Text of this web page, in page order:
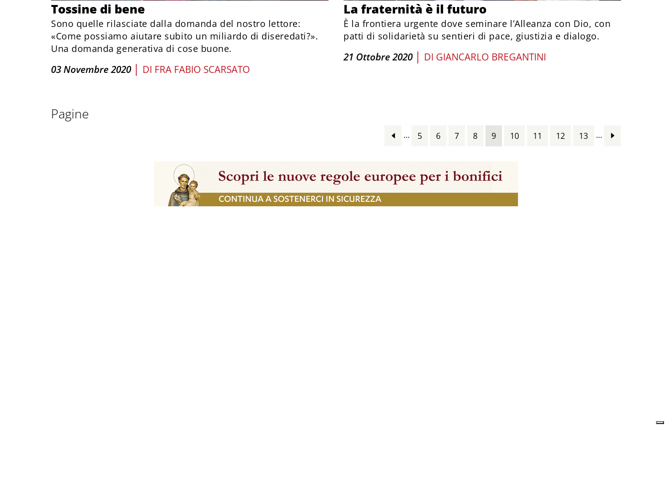
Tossine di bene
Sono quelle rilasciate dalla domanda del nostro lettore:
«Come possiamo aiutare subito un miliardo di diseredati?».
Una domanda generativa di cose buone.
03 Novembre 2020 | DI FRA FABIO SCARSATO
La fraternità è il futuro
È la frontiera urgente dove seminare l’Alleanza con Dio, con
patti di solidarietà su sentieri di pace, giustizia e dialogo.
21 Ottobre 2020 | DI GIANCARLO BREGANTINI
Pagine
… 5 6 7 8 9 10 11 12 13 …